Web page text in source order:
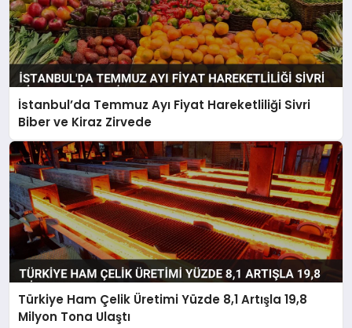
İstanbul’da Temmuz Ayı Fiyat Hareketliliği Sivri
Biber ve Kiraz Zirvede
Türkiye Ham Çelik Üretimi Yüzde 8,1 Artışla 19,8
Milyon Tona Ulaştı